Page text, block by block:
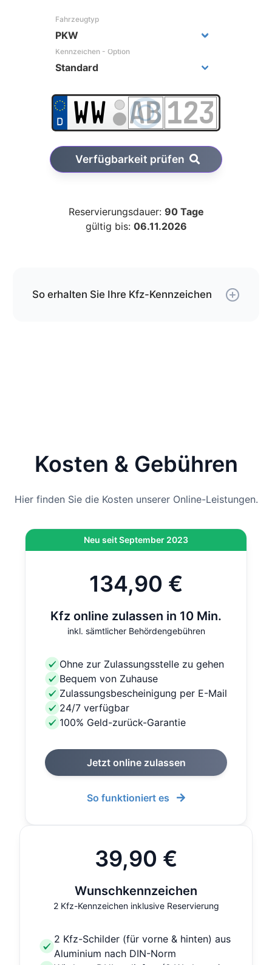
Fahrzeugtyp
Kennzeichen - Option
Verfügbarkeit prüfen
Reservierungsdauer: 90 Tage
gültig bis: 06.11.2026
So erhalten Sie Ihre Kfz-Kennzeichen
Zulassung ist diese Gebühr bereits inklusive.
Kosten & Gebühren
Hier finden Sie die Kosten unserer Online-Leistungen.
Neu seit September 2023
134,90 €
Kfz online zulassen in 10 Min.
inkl. sämtlicher Behördengebühren
Ohne zur Zulassungsstelle zu gehen
Bequem von Zuhause
Zulassungsbescheinigung per E-Mail
24/7 verfügbar
100% Geld-zurück-Garantie
Jetzt online zulassen
So funktioniert es
39,90 €
Wunschkennzeichen
2 Kfz-Kennzeichen inklusive Reservierung
2 Kfz-Schilder (für vorne & hinten) aus
Aluminium nach DIN-Norm